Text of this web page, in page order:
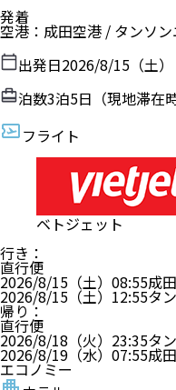
発着
空港 ： 成田空港 / タンソ
出発日2026/8/15（土）
泊数3泊5日（現地滞在
フライト
ベトジェット
行き ：
直行便
2026/8/15（土） 08:55成
2026/8/15（土） 12:55タ
帰り ：
直行便
2026/8/18（火） 23:35タ
2026/8/19（水） 07:55成
エコノミー